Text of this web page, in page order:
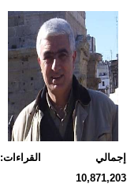
إجمالي القراءات:
10,871,203